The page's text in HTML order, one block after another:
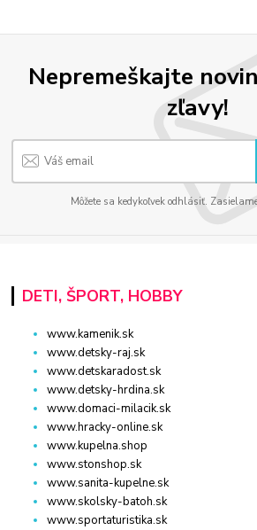
Nepremeškajte
zľavy!
Môžete sa kedykoľvek odhlásiť.
DETI, ŠPORT, HOBBY
www.kamenik.sk
www.detsky-raj.sk
www.detskaradost.sk
www.detsky-hrdina.sk
www.domaci-milacik.sk
www.hracky-online.sk
www.kupelna.shop
www.stonshop.sk
www.sanita-kupelne.sk
www.skolsky-batoh.sk
www.sportaturistika.sk